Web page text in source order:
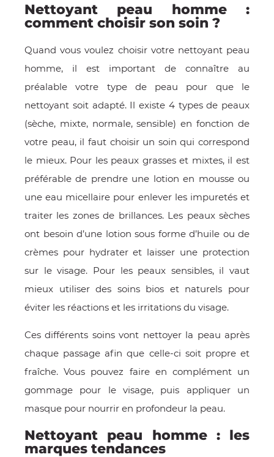
Nettoyant peau homme :
comment choisir son soin ?
Quand vous voulez choisir votre nettoyant peau
homme, il est important de connaître au
préalable votre type de peau pour que le
nettoyant soit adapté. Il existe 4 types de peaux
(sèche, mixte, normale, sensible) en fonction de
votre peau, il faut choisir un soin qui correspond
le mieux. Pour les peaux grasses et mixtes, il est
préférable de prendre une lotion en mousse ou
une eau micellaire pour enlever les impuretés et
traiter les zones de brillances. Les peaux sèches
ont besoin d’une lotion sous forme d’huile ou de
crèmes pour hydrater et laisser une protection
sur le visage. Pour les peaux sensibles, il vaut
mieux utiliser des soins bios et naturels pour
éviter les réactions et les irritations du visage.
Ces différents soins vont nettoyer la peau après
chaque passage afin que celle-ci soit propre et
fraîche. Vous pouvez faire en complément un
gommage pour le visage, puis appliquer un
masque pour nourrir en profondeur la peau.
Nettoyant peau homme : les
marques tendances